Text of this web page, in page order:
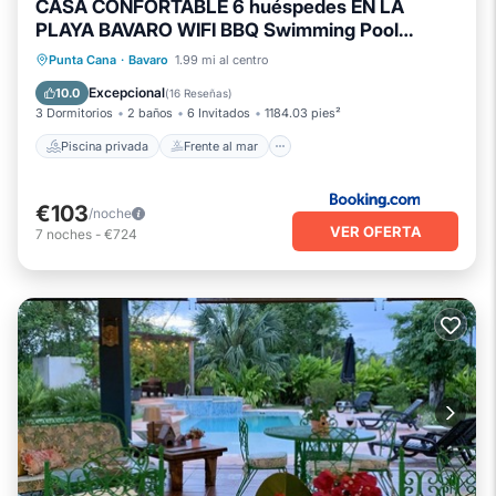
CASA CONFORTABLE 6 huéspedes EN LA
PLAYA BAVARO WIFI BBQ Swimming Pool
PARKING
Punta Cana · Bavaro 1.99 mi al centro
10.0 Excepcional(16 Reseñas)
3 Dormitorios 2 baños 6 Invitados 1184.03 pies²
Piscina privada Frente al mar
Piscina privada
Frente al mar
Bañera de hidromasaje
€103/noche
7 noches - €724 VER OFERTA